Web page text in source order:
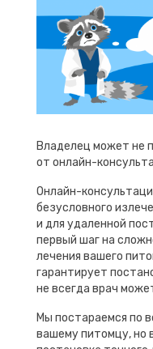
Владелец может не
от онлайн-
Онлайн-
безусловного
и для удаленной
первый шаг на
лечения вашего
гарантирует
не всегда врач
Мы постараемся по
вашему питомцу, но